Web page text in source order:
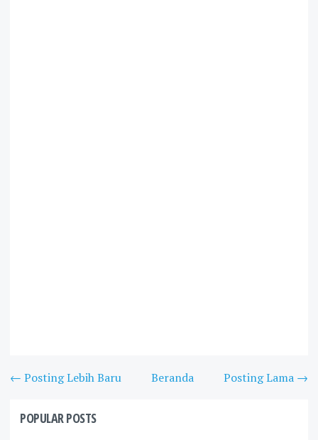
← Posting Lebih Baru Posting Lama →
Beranda
POPULAR POSTS